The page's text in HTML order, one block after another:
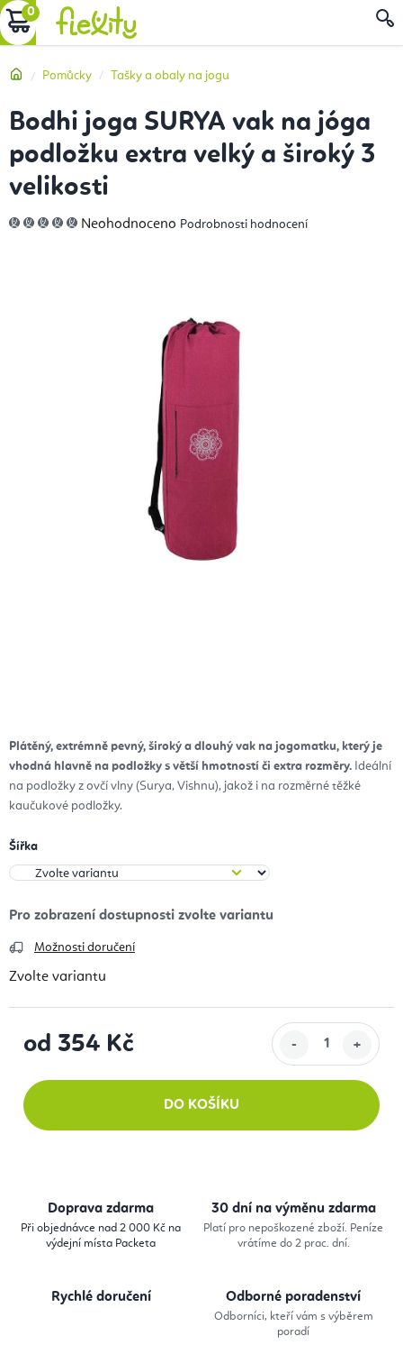
Přejít
na
NÁKUPNÍ
DomůPomůcky Tašky a obaly na jogu
Plátěný, extrémně pevný, široký a dlouhý vak na jogomatku, který je
vhodná hlavně na podložky s větší hmotností či extra rozměry. Ideální
na podložky z ovčí vlny (Surya, Vishnu), jakož i na rozměrné těžké
kaučukové podložky.
Šířka
Možnosti doručení
Zvolte variantu
od 354 Kč
DO KOŠÍKU
Bodhi joga SURYA vak na jóga
podložku extra velký a široký 3
velikosti
Průměrné
hodnocení
Neohodnoceno Podrobnosti hodnocení
Doprava zdarma
Při objednávce nad 2 000 Kč na
výdejní místa Packeta
30 dní na výměnu zdarma
Platí pro nepoškozené zboží. Peníze
vrátíme do 2 prac. dní.
Rychlé doručení Odborné poradenství
Odborníci, kteří vám s výběrem
poradí